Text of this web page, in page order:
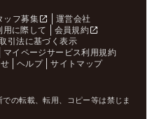
ッフ募集
運営会社
用に際して
会員規約
引法に基づく表示
マイページサービス利用規約
ヘルプ サイトマップ
の転載、転用、コピー等は禁じま